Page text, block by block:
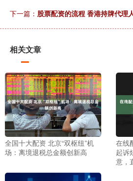
下一篇： 股票配资的流程 香港持牌代理
相关文章
全国十大配资 北京“双枢纽”机
场：离境退税总金额创新高
在线
起诉
意，